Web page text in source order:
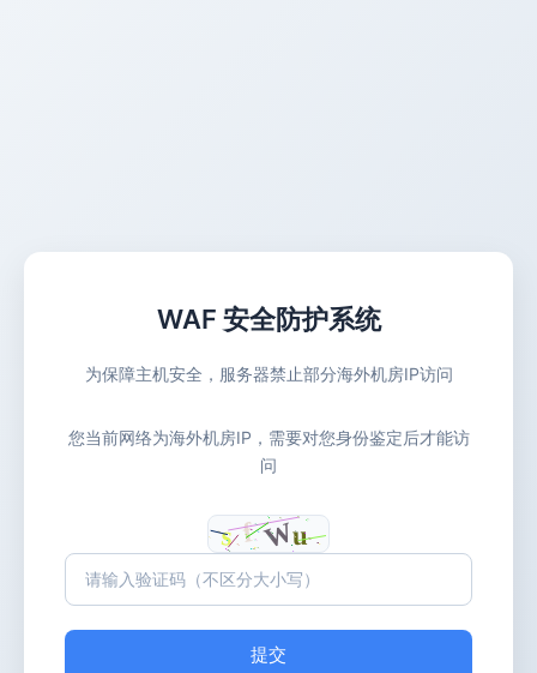
WAF 安全防护系统
为保障主机安全，服务器禁止部分海外机房IP访问
您当前网络为海外机房IP，需要对您身份鉴定后才能访
问
提交